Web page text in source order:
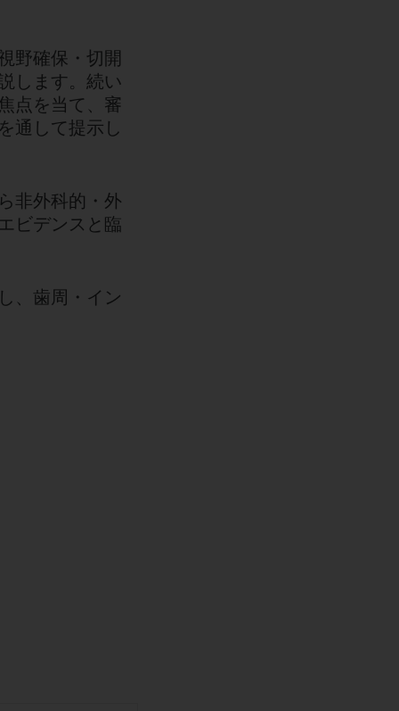
野確保・切開
します。続い
点を当て、審
通して提示し
非外科的・外
ビデンスと臨
、歯周・イン